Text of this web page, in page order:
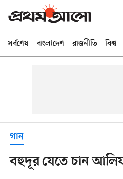
সর্বশেষ বাংলাদেশ রাজনীতি বিশ্ব
গান
বহুদূর যেতে চান